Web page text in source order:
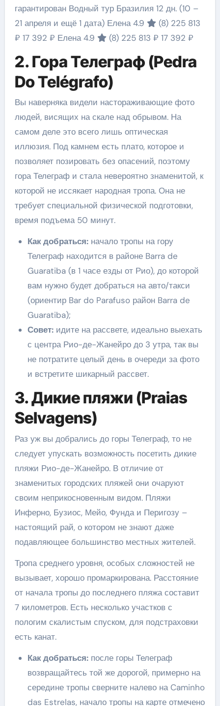
гарантирован Водный тур Бразилия 12 дн. (10 –
21 апреля и ещё 1 дата) Елена 4.9 (8) 225 813
₽ 17 392 ₽ Елена 4.9 (8) 225 813 ₽ 17 392 ₽
2. Гора Телеграф (Pedra
Do Telégrafo)
Вы наверняка видели настораживающие фото
людей, висящих на скале над обрывом. На
самом деле это всего лишь оптическая
иллюзия. Под камнем есть плато, которое и
позволяет позировать без опасений, поэтому
гора Телеграф и стала невероятно знаменитой, к
которой не иссякает народная тропа. Она не
требует специальной физической подготовки,
время подъема 50 минут.
Как добраться:начало тропы на гору
Телеграф находится в районе Barra de
Guaratiba (в 1 часе езды от Рио), до которой
вам нужно будет добраться на авто/такси
(ориентир Bar do Parafuso район Barra de
Guaratiba);
Совет:идите на рассвете, идеально выехать
с центра Рио-де-Жанейро до 3 утра, так вы
не потратите целый день в очереди за фото
и встретите шикарный рассвет.
3. Дикие пляжи (Praias
Selvagens)
Раз уж вы добрались до горы Телеграф, то не
следует упускать возможность посетить дикие
пляжи Рио-де-Жанейро. В отличие от
знаменитых городских пляжей они очаруют
своим неприкосновенным видом. Пляжи
Инферно, Бузиос, Мейо, Фунда и Перигозу –
настоящий рай, о котором не знают даже
подавляющее большинство местных жителей.
Тропа среднего уровня, особых сложностей не
вызывает, хорошо промаркирована. Расстояние
от начала тропы до последнего пляжа составит
7 километров. Есть несколько участков с
пологим скалистым спуском, для подстраховки
есть канат.
Как добраться:после горы Телеграф
возвращайтесь той же дорогой, примерно на
середине тропы сверните налево на Caminho
das Estrelas, начало тропы на карте отмечено